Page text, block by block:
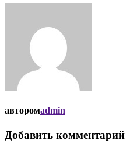
авторомadmin
Добавить комментарий